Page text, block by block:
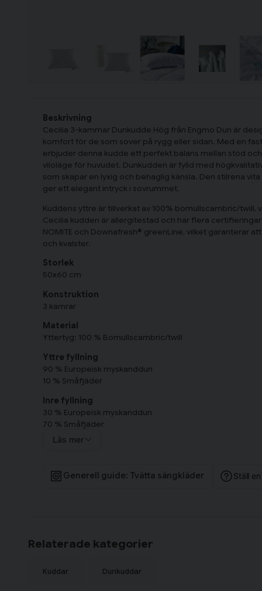
Beskrivning
Cecilia 3-kammar Dunkudde Hög från Engmo Dun är
komfort för de som sover på rygg eller sidan. Med en
erbjuder denna kudde ett perfekt balans mellan stöd
viloläge för huvudet. Dunkudden är fylld med
som skapar en lyxig och behaglig känsla. Den stilrena
ger ett elegant intryck i sovrummet.
Kuddens yttre är tillverkat av 100% bomullscambric/twill,
Cecilia kudden är allergitestad och har flera certifieringar
NOMITE och Downafresh® greenLine, vilket garanterar
och kvalster.
Storlek
50x60 cm
Konstruktion
3 kamrar
Material
Yttertyg: 100 % Bomullscambric/twill
Yttre fyllning
90 % Europeisk myskanddun
10 % Småfjäder
Inre fyllning
30 % Europeisk myskanddun
70 % Småfjäder
Tvättråd
Klass 1 (bäst av tre klasser) (EN12934)
Europa
Läs mer
Generell guide: Tvätta sängkläder Ställ
Relaterade kategorier
Kuddar Dunkuddar